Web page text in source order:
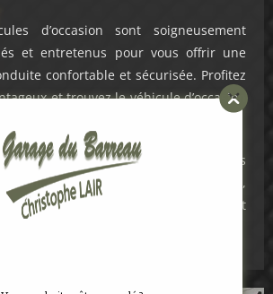
d’occasion sont soigneusement
et entretenus pour vous offrir une
confortable et sécurisée. Profitez
et trouvez le véhicule d’occasion
à vos besoins.
particulier ou un professionnel, nos
sont disponibles à Beaucé, Romagné,
Parigné, Louvigné-du-Désert et
en Ille-et-Vilaine (56).